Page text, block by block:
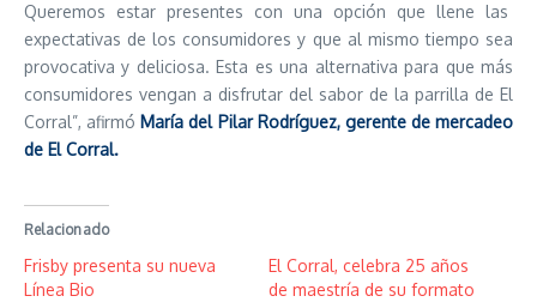
Queremos estar presentes con una opción que llene las
expectativas de los consumidores y que al mismo tiempo sea
provocativa y deliciosa. Esta es una alternativa para que más
consumidores vengan a disfrutar del sabor de la parrilla de El
Corral”, afirmó María del Pilar Rodríguez, gerente de mercadeo
de El Corral.
Relacionado
Frisby presenta su nueva
Línea Bio
El Corral, celebra 25 años
de maestría de su formato